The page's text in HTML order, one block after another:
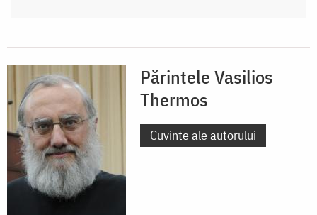
Părintele Vasilios
Thermos
Cuvinte ale autorului